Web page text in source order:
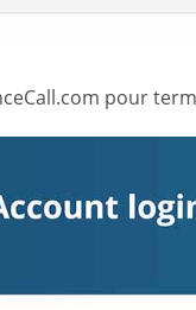
pour